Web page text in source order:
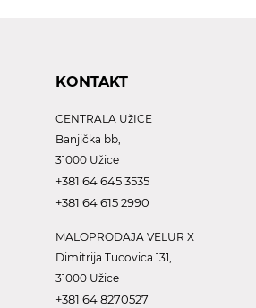
KONTAKT
CENTRALA UžICE
Banjička bb,
31000 Užice
+381 64 645 3535
+381 64 615 2990
MALOPRODAJA VELUR X
Dimitrija Tucovica 131,
31000 Užice
+381 64 8270527